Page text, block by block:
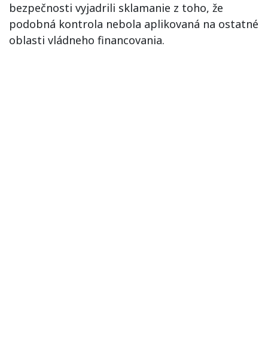
bezpečnosti vyjadrili sklamanie z toho, že
podobná kontrola nebola aplikovaná na ostatné
oblasti vládneho financovania.